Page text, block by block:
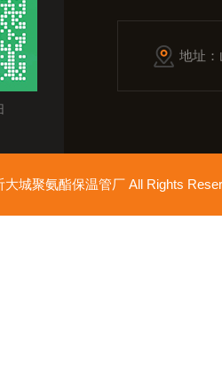
地址
大城聚氨酯保温管厂 All Rights